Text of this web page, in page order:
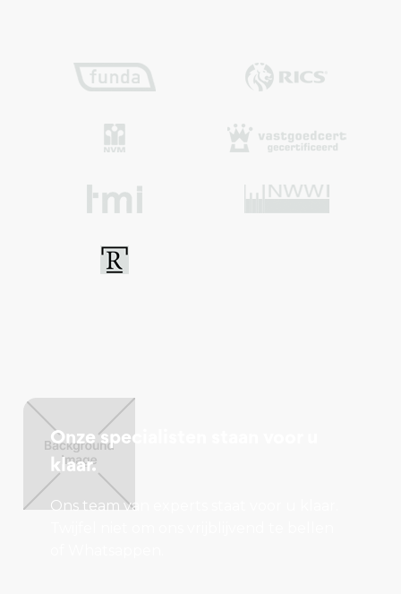
Onze specialisten staan voor u
klaar.
Ons team van experts staat voor u klaar.